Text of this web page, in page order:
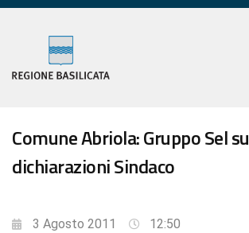
Comune Abriola: Gruppo Sel su
dichiarazioni Sindaco
3 Agosto 2011 12:50